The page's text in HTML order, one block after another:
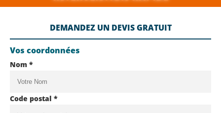
DEMANDEZ UN DEVIS GRATUIT
Vos coordonnées
Nom *
Code postal *